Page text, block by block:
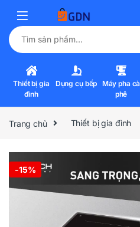
Tìm kiếm:
Thiết bị gia
đình
Dụng cụ bếp Máy pha cà
phê
Trang chủ Thiết bị gia đình
-15%